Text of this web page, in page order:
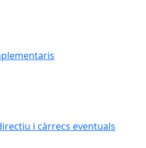
i càrrecs eventuals